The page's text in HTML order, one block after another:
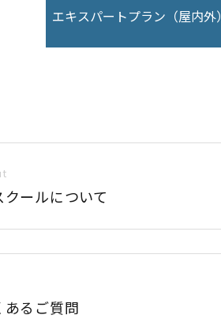
エキスパートプラン（屋内外）
クールについて
あるご質問